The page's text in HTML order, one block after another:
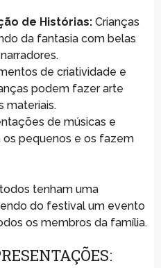
de Histórias:Crianças
da fantasia com belas
de criatividade e
podem fazer arte
materiais.
de músicas e
pequenos e os fazem
tenham uma
do festival um evento
os membros da família.